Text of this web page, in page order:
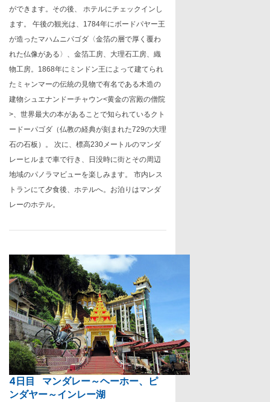
ができます。その後、 ホテルにチェックインし
ます。 午後の観光は、 1784年にボードパヤー王
が造ったマハムニパゴダ〈金箔の層で厚く覆わ
れた仏像がある〉、金箔工房、大理石工房、織
物工房。 1868年にミンドン王によって建てられ
たミャンマーの伝統の見物で有名である木造の
建物シュエナンドーチャウン<黄金の宮殿の僧院
> 、世界最大の本があることで知られているクト
ードーパゴダ（仏教の経典が刻まれた729の大理
石の石板）。 次に、標高230 メートルのマンダ
レーヒルまで車で行き、日没時に街とその周辺
地域のパノラマビューを楽しみます。 市内レス
トランにて夕食後、ホテルへ。お泊りはマンダ
レーのホテル。
4日目 マンダレー～ヘーホー、ピ
ンダヤー～インレー湖